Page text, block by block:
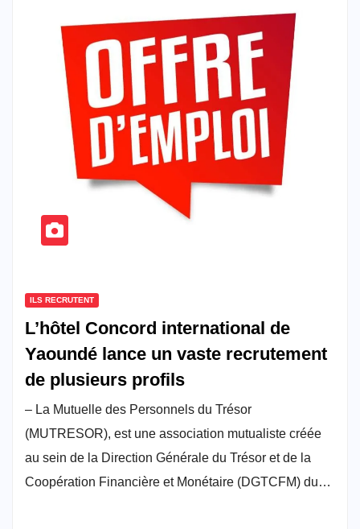
ILS RECRUTENT
L’hôtel Concord international de
Yaoundé lance un vaste recrutement
de plusieurs profils
– La Mutuelle des Personnels du Trésor
(MUTRESOR), est une association mutualiste créée
au sein de la Direction Générale du Trésor et de la
Coopération Financière et Monétaire (DGTCFM) du…